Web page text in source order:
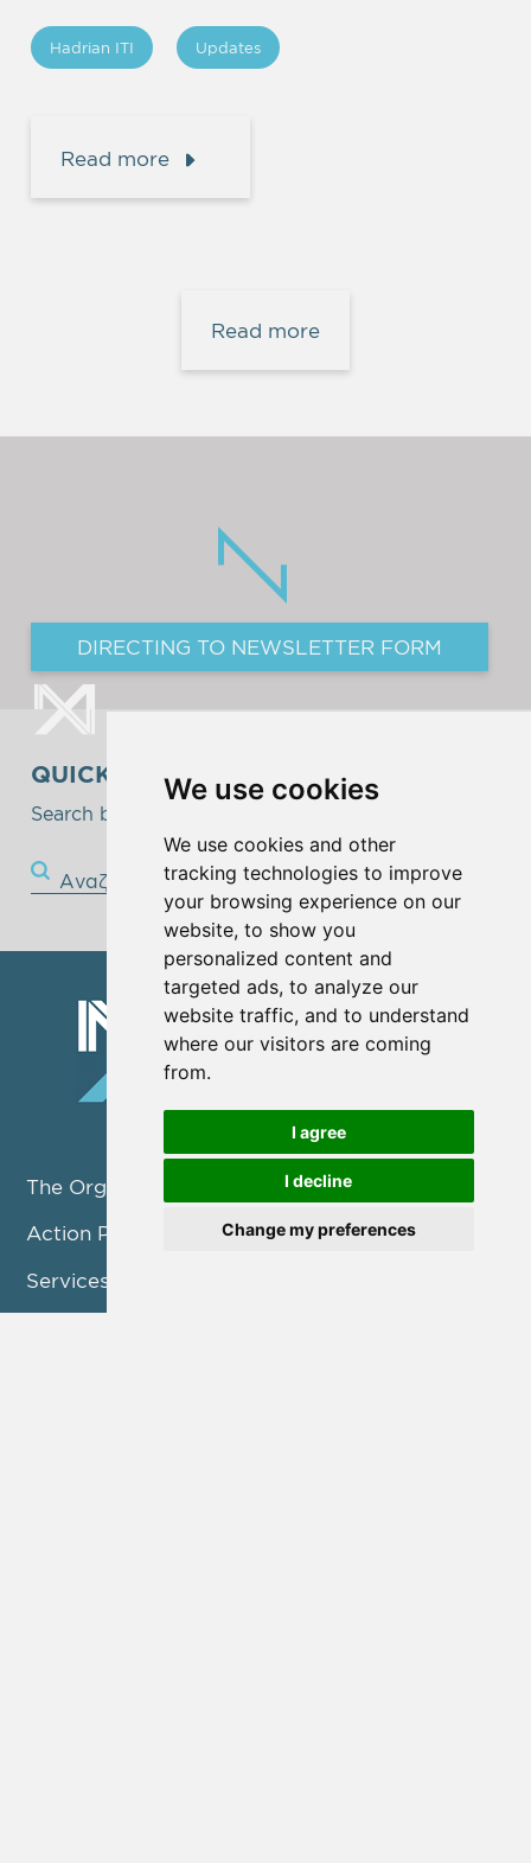
We use cookies
We use cookies and other
tracking technologies to improve
your browsing experience on our
website, to show you
personalized content and
targeted ads, to analyze our
website traffic, and to understand
where our visitors are coming
from.
I agree
I decline
Change my preferences
Hadrian ITI Updates
Read more
Read more
DIRECTING TO NEWSLETTER FORM
QUICK SEARCH
Search below!
Αναζήτηση
The Organization
Action Pillars
Services